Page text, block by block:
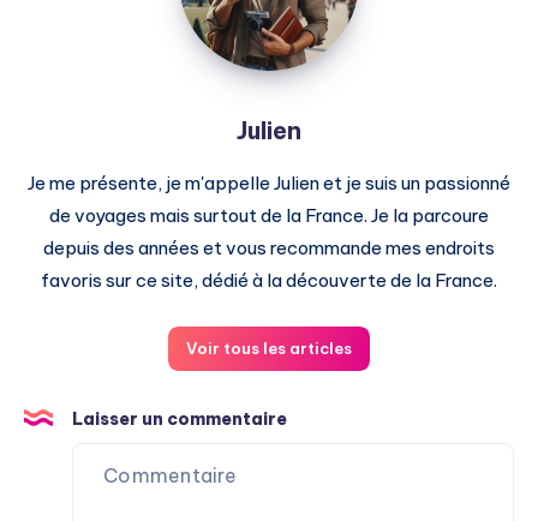
Julien
Je me présente, je m'appelle Julien et je suis un passionné
de voyages mais surtout de la France. Je la parcoure
depuis des années et vous recommande mes endroits
favoris sur ce site, dédié à la découverte de la France.
Voir tous les articles
Laisser un commentaire